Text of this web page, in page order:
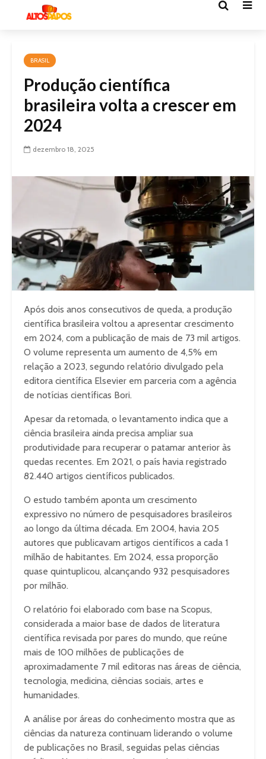
BRASIL
Produção científica
brasileira volta a crescer em
2024
dezembro 18, 2025
Após dois anos consecutivos de queda, a produção
científica brasileira voltou a apresentar crescimento
em 2024, com a publicação de mais de 73 mil artigos.
O volume representa um aumento de 4,5% em
relação a 2023, segundo relatório divulgado pela
editora científica Elsevier em parceria com a agência
de notícias científicas Bori.
Apesar da retomada, o levantamento indica que a
ciência brasileira ainda precisa ampliar sua
produtividade para recuperar o patamar anterior às
quedas recentes. Em 2021, o país havia registrado
82.440 artigos científicos publicados.
O estudo também aponta um crescimento
expressivo no número de pesquisadores brasileiros
ao longo da última década. Em 2004, havia 205
autores que publicavam artigos científicos a cada 1
milhão de habitantes. Em 2024, essa proporção
quase quintuplicou, alcançando 932 pesquisadores
por milhão.
O relatório foi elaborado com base na Scopus,
considerada a maior base de dados de literatura
científica revisada por pares do mundo, que reúne
mais de 100 milhões de publicações de
aproximadamente 7 mil editoras nas áreas de ciência,
tecnologia, medicina, ciências sociais, artes e
humanidades.
A análise por áreas do conhecimento mostra que as
ciências da natureza continuam liderando o volume
de publicações no Brasil, seguidas pelas ciências